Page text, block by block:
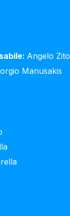
Angelo Zito
Manusakis